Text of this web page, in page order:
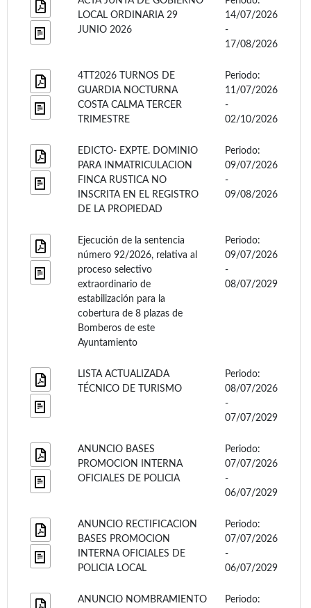
LOCAL ORDINARIA 29
JUNIO 2026
14/07/2026
-
17/08/2026
4TT2026 TURNOS DE
GUARDIA NOCTURNA
COSTA CALMA TERCER
TRIMESTRE
Periodo:
11/07/2026
-
02/10/2026
EDICTO- EXPTE. DOMINIO
PARA INMATRICULACION
FINCA RUSTICA NO
INSCRITA EN EL REGISTRO
DE LA PROPIEDAD
Periodo:
09/07/2026
-
09/08/2026
Ejecución de la sentencia
número 92/2026, relativa al
proceso selectivo
extraordinario de
estabilización para la
cobertura de 8 plazas de
Bomberos de este
Ayuntamiento
Periodo:
09/07/2026
-
08/07/2029
LISTA ACTUALIZADA
TÉCNICO DE TURISMO
Periodo:
08/07/2026
-
07/07/2029
ANUNCIO BASES
PROMOCION INTERNA
OFICIALES DE POLICIA
Periodo:
07/07/2026
-
06/07/2029
ANUNCIO RECTIFICACION
BASES PROMOCION
INTERNA OFICIALES DE
POLICIA LOCAL
Periodo:
07/07/2026
-
06/07/2029
ANUNCIO NOMBRAMIENTO
Periodo: